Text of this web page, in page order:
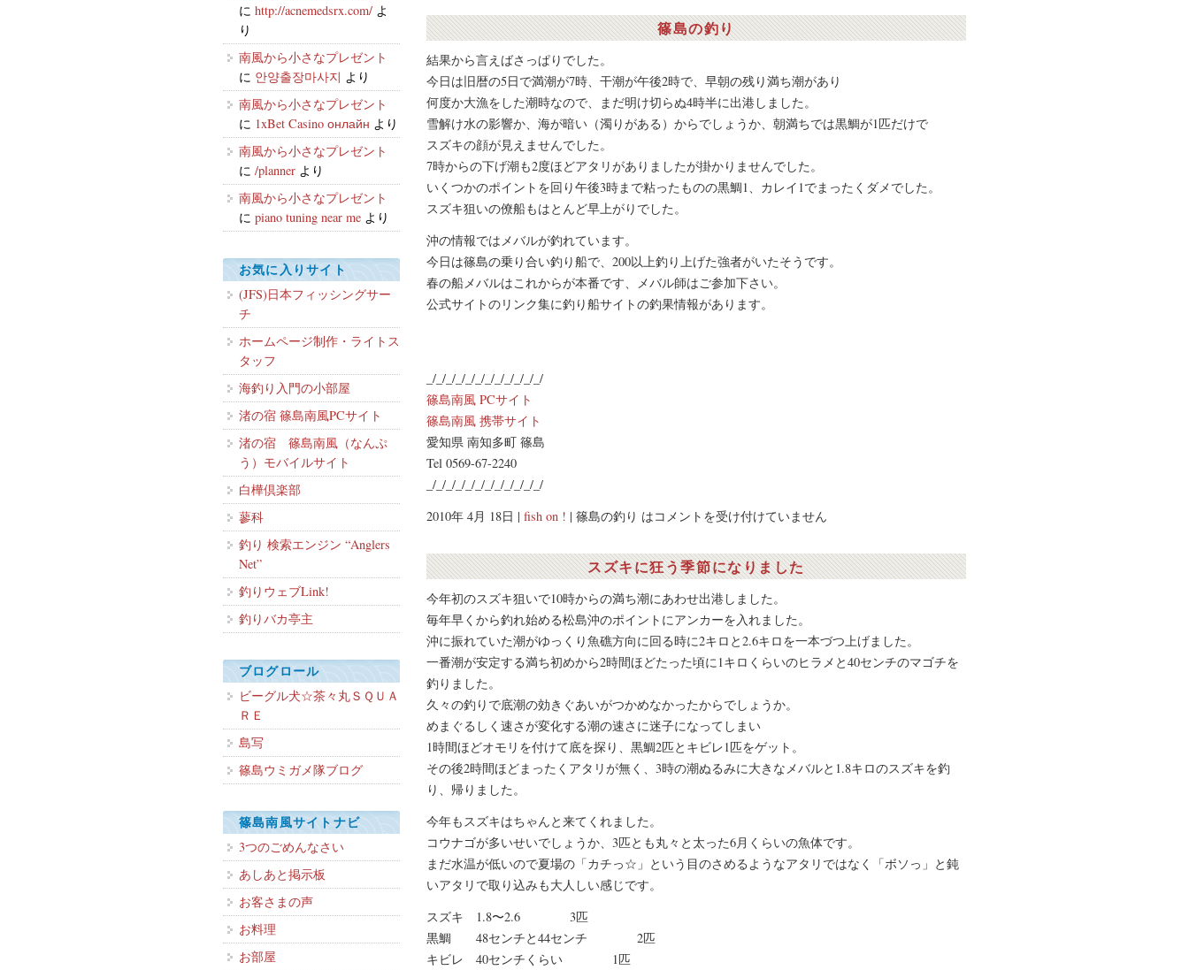
篠島の釣り
結果から言えばさっぱりでした。
今日は旧暦の5日で満潮が7時、干潮が午後2時で、早朝の残り満ち潮があり
何度か大漁をした潮時なので、まだ明け切らぬ4時半に出港しました。
雪解け水の影響か、海が暗い（濁りがある）からでしょうか、朝満ちでは黒鯛が1匹だけで
スズキの顔が見えませんでした。
7時からの下げ潮も2度ほどアタリがありましたが掛かりませんでした。
いくつかのポイントを回り午後3時まで粘ったものの黒鯛1、カレイ1でまったくダメでした。
スズキ狙いの僚船もはとんど早上がりでした。
沖の情報ではメバルが釣れています。
今日は篠島の乗り合い釣り船で、200以上釣り上げた強者がいたそうです。
春の船メバルはこれからが本番です、メバル師はご参加下さい。
公式サイトのリンク集に釣り船サイトの釣果情報があります。
_/_/_/_/_/_/_/_/_/_/_/_/
篠島南風 PCサイト
篠島南風 携帯サイト
愛知県 南知多町 篠島
Tel 0569-67-2240
_/_/_/_/_/_/_/_/_/_/_/_/
2010年 4月 18日 | fish on ! | 篠島の釣り はコメントを受け付けていません
スズキに狂う季節になりました
今年初のスズキ狙いで10時からの満ち潮にあわせ出港しました。
毎年早くから釣れ始める松島沖のポイントにアンカーを入れました。
沖に振れていた潮がゆっくり魚礁方向に回る時に2キロと2.6キロを一本づつ上げました。
一番潮が安定する満ち初めから2時間ほどたった頃に1キロくらいのヒラメと40センチのマゴチを
釣りました。
久々の釣りで底潮の効きぐあいがつかめなかったからでしょうか。
めまぐるしく速さが変化する潮の速さに迷子になってしまい
1時間ほどオモリを付けて底を探り、黒鯛2匹とキビレ1匹をゲット。
その後2時間ほどまったくアタリが無く、3時の潮ぬるみに大きなメバルと1.8キロのスズキを釣
り、帰りました。
今年もスズキはちゃんと来てくれました。
コウナゴが多いせいでしょうか、3匹とも丸々と太った6月くらいの魚体です。
まだ水温が低いので夏場の「カチっ☆」という目のさめるようなアタリではなく「ボソっ」と鈍
いアタリで取り込みも大人しい感じです。
スズキ 1.8〜2.6 3匹
黒鯛 48センチと44センチ 2匹
キビレ 40センチくらい 1匹
に http://acnemedsrx.com/ よ
り
南風から小さなプレゼント
に 안양출장마사지 より
南風から小さなプレゼント
に 1xBet Casino онлайн より
南風から小さなプレゼント
に /planner より
南風から小さなプレゼント
に piano tuning near me より
お気に入りサイト
(JFS)日本フィッシングサー
チ
ホームページ制作・ライトス
タッフ
海釣り入門の小部屋
渚の宿 篠島南風PCサイト
渚の宿 篠島南風（なんぷ
う）モバイルサイト
白樺倶楽部
蓼科
釣り 検索エンジン “Anglers
Net”
釣りウェブLink!
釣りバカ亭主
ブログロール
ビーグル犬☆茶々丸ＳＱＵＡ
ＲＥ
島写
篠島ウミガメ隊ブログ
篠島南風サイトナビ
3つのごめんなさい
あしあと掲示板
お客さまの声
お料理
お部屋